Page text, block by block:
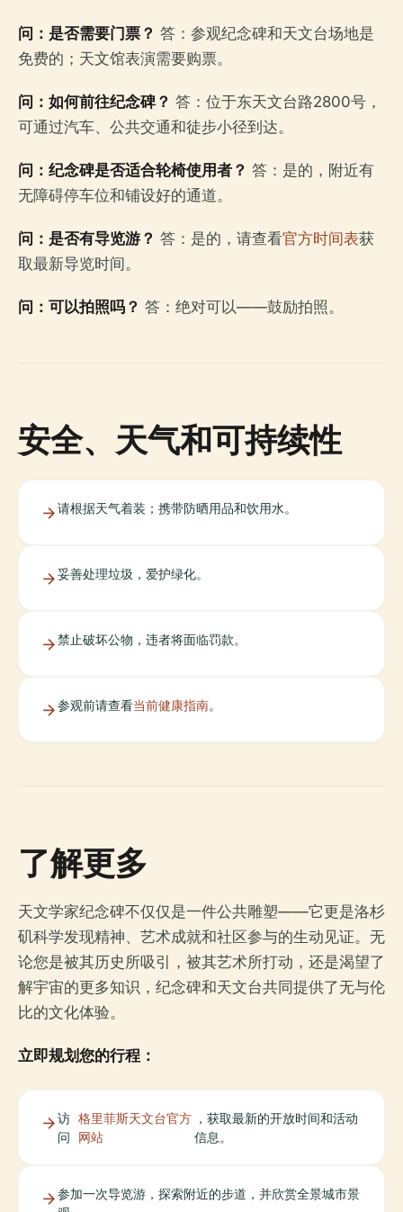
问：是否需要门票？ 答：参观纪念碑和天文台场地是
免费的；天文馆表演需要购票。
问：如何前往纪念碑？ 答：位于东天文台路2800号，
可通过汽车、公共交通和徒步小径到达。
问：纪念碑是否适合轮椅使用者？ 答：是的，附近有
无障碍停车位和铺设好的通道。
问：是否有导览游？ 答：是的，请查看官方时间表获
取最新导览时间。
问：可以拍照吗？ 答：绝对可以——鼓励拍照。
安全、天气和可持续性
请根据天气着装；携带防晒用品和饮用水。
妥善处理垃圾，爱护绿化。
禁止破坏公物，违者将面临罚款。
参观前请查看当前健康指南。
了解更多
天文学家纪念碑不仅仅是一件公共雕塑——它更是洛杉
矶科学发现精神、艺术成就和社区参与的生动见证。无
论您是被其历史所吸引，被其艺术所打动，还是渴望了
解宇宙的更多知识，纪念碑和天文台共同提供了无与伦
比的文化体验。
立即规划您的行程：
访
问
格里菲斯天文台官方
网站
，获取最新的开放时间和活动
信息。
参加一次导览游，探索附近的步道，并欣赏全景城市景